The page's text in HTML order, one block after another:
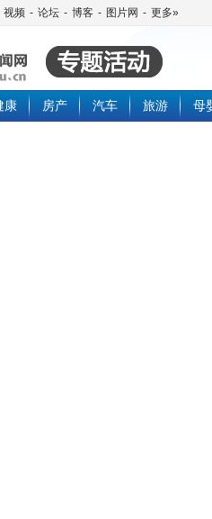
视频 - 论坛 - 博客 - 图片网 - 更多»
康 房产 汽车 旅游 母